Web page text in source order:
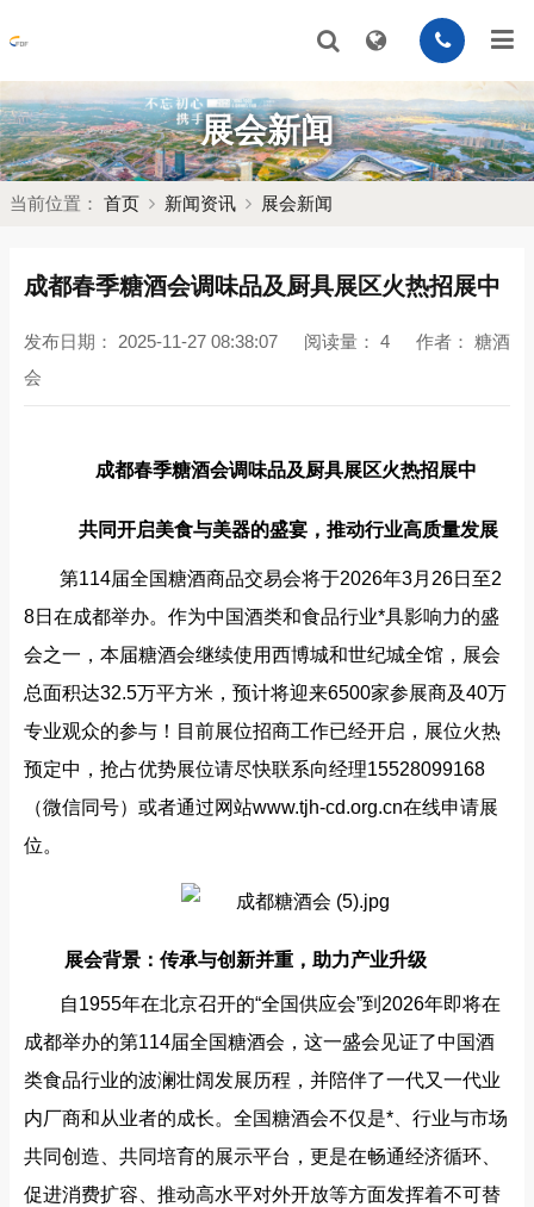
展会新闻
当前位置： 首页 新闻资讯 展会新闻
成都春季糖酒会调味品及厨具展区火热招展中
发布日期： 2025-11-27 08:38:07 阅读量： 4 作者： 糖酒
会
成都春季糖酒会调味品及厨具展区火热招展中
共同开启美食与美器的盛宴，推动行业高质量发展
第114届全国糖酒商品交易会将于2026年3月26日至2
8日在成都举办。作为中国酒类和食品行业*具影响力的盛
会之一，本届糖酒会继续使用西博城和世纪城全馆，展会
总面积达32.5万平方米，预计将迎来6500家参展商及40万
专业观众的参与！目前展位招商工作已经开启，展位火热
预定中，抢占优势展位请尽快联系向经理15528099168
（微信同号）或者通过网站www.tjh-cd.org.cn在线申请展
位。
展会背景：传承与创新并重，助力产业升级
自1955年在北京召开的“全国供应会”到2026年即将在
成都举办的第114届全国糖酒会，这一盛会见证了中国酒
类食品行业的波澜壮阔发展历程，并陪伴了一代又一代业
内厂商和从业者的成长。全国糖酒会不仅是*、行业与市场
共同创造、共同培育的展示平台，更是在畅通经济循环、
促进消费扩容、推动高水平对外开放等方面发挥着不可替